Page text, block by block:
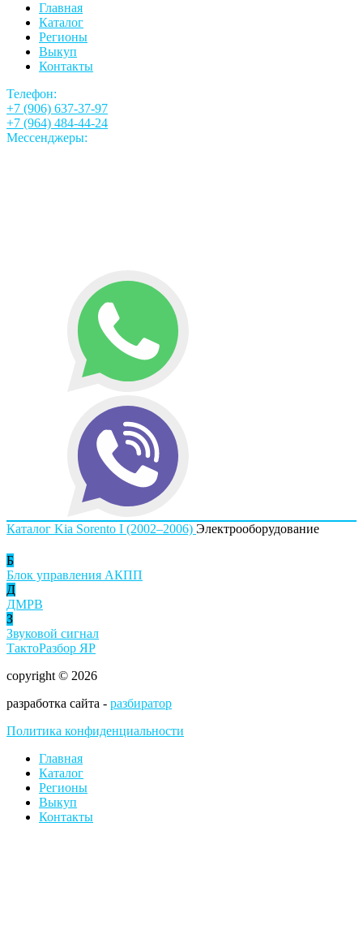
Главная
Каталог
Регионы
Выкуп
Контакты
Телефон:
+7 (906) 637-37-97
+7 (964) 484-44-24
Мессенджеры:
Каталог Kia Sorento I (2002–2006) Электрооборудование
Б
Блок управления АКПП
Д
ДМРВ
З
Звуковой сигнал
ТактоРазбор ЯР
copyright © 2026
разработка сайта - разбиратор
Политика конфиденциальности
Главная
Каталог
Регионы
Выкуп
Контакты